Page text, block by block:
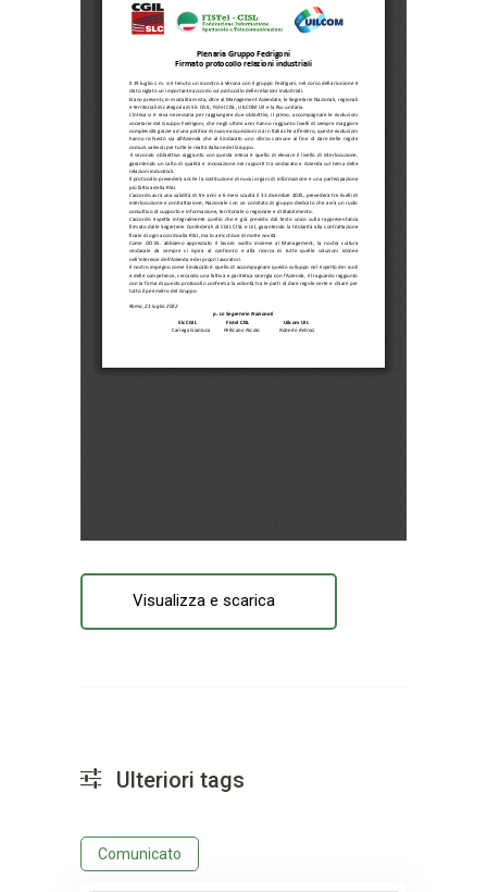
Visualizza e scarica
Ulteriori tags
Comunicato